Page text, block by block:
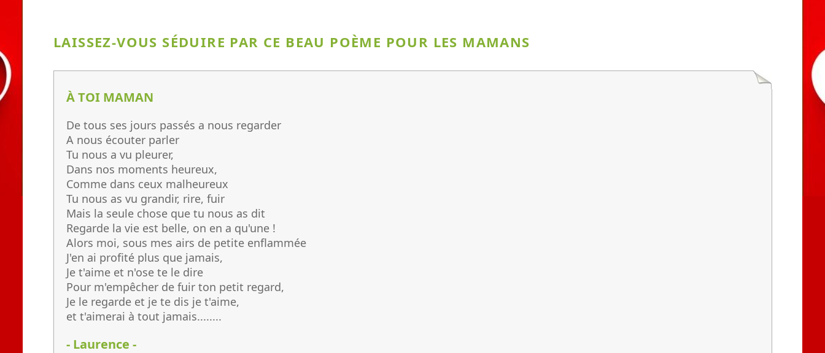
LAISSEZ-VOUS SÉDUIRE PAR CE BEAU POÈME POUR LES MAMANS
À TOI MAMAN
De tous ses jours passés a nous regarder
A nous écouter parler
Tu nous a vu pleurer,
Dans nos moments heureux,
Comme dans ceux malheureux
Tu nous as vu grandir, rire, fuir
Mais la seule chose que tu nous as dit
Regarde la vie est belle, on en a qu'une !
Alors moi, sous mes airs de petite enflammée
J'en ai profité plus que jamais,
Je t'aime et n'ose te le dire
Pour m'empêcher de fuir ton petit regard,
Je le regarde et je te dis je t'aime,
et t'aimerai à tout jamais........
- Laurence -